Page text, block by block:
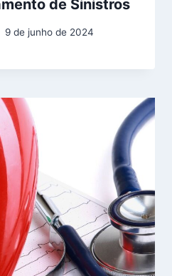
de Sinistros
9 de junho de 2024